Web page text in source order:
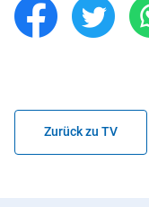
Zurück zu TV